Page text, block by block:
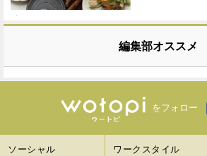
編集部オススメ
をフォロー
ソーシャル ワークスタイル